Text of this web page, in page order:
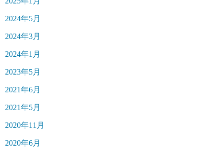
2024年5月
2024年3月
2024年1月
2023年5月
2021年6月
2021年5月
2020年11月
2020年6月